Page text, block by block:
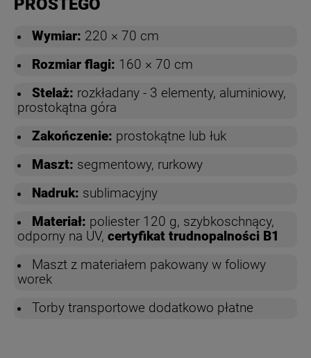
PROSTEGO
Wymiar: 220 × 70 cm
Rozmiar flagi: 160 × 70 cm
Stelaż: rozkładany - 3 elementy, aluminiowy,
prostokątna góra
Zakończenie: prostokątne lub łuk
Maszt: segmentowy, rurkowy
Nadruk: sublimacyjny
Materiał: poliester 120 g, szybkoschnący,
odporny na UV, certyfikat trudnopalności B1
Maszt z materiałem pakowany w foliowy
worek
Torby transportowe dodatkowo płatne